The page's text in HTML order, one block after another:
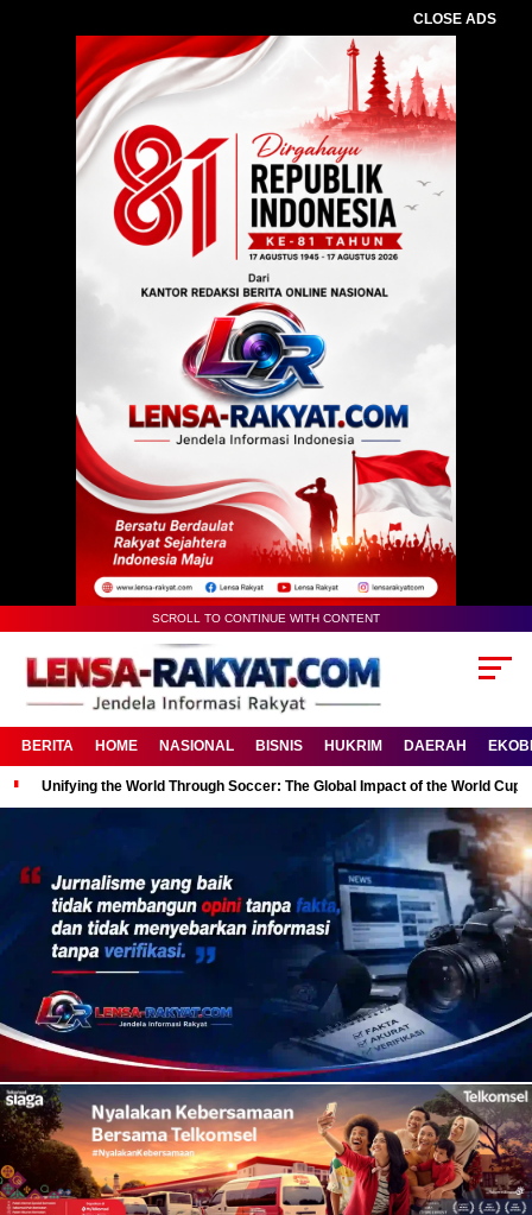
CLOSE ADS
SCROLL TO CONTINUE WITH CONTENT
BERITA HOME NASIONAL BISNIS HUKRIM DAERAH
Unifying the World Through Soccer: The Global Impact of the World Cup